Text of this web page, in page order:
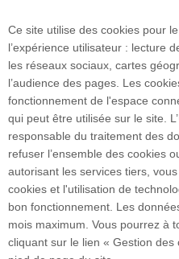
3 rue Joliot Curie
Bâtiment Bréguet
91190 Gif-sur-Yvette
Ce site utilise des cookies pour
l’expérience utilisateur : lecture
les réseaux sociaux, cartes
l’audience des pages. Les
fonctionnement de l'espace
qui peut être utilisée sur le site.
responsable du traitement des
refuser l’ensemble des cookies
autorisant les services tiers,
cookies et l'utilisation de
bon fonctionnement. Les
mois maximum. Vous pourrez à
cliquant sur le lien « Gestion